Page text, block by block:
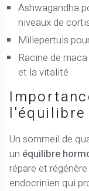
Ashwagandha
niveaux de
Millepertuis
Racine de
et la vitalité
l'équilibre
Un sommeil de
un équilibre
répare et
endocrinien qui